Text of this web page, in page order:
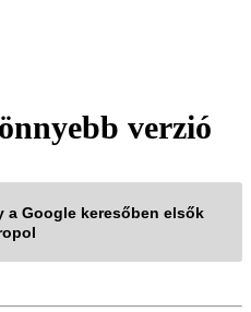
verzió
a Google keresőben elsők